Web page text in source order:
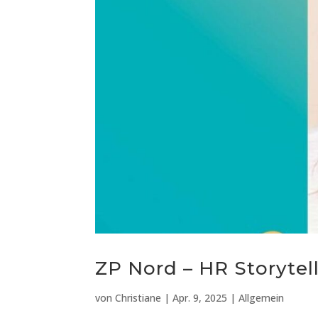
ZP Nord – HR
vonChristiane |Apr. 9, 2025 |Allgemein